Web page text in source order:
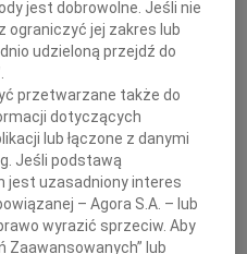
Z wielkim żalem żegnamy
Pracownika i Przyjaciela
jest dobrowolne. Jeśli nie
ograniczyć jej zakres lub
udzieloną przejdź do
przetwarzane także do
dotyczących
lub łączone z danymi
Jeśli podstawą
jest uzasadniony interes
– Agora S.A. – lub
wyrazić sprzeciw. Aby
Zaawansowanych” lub